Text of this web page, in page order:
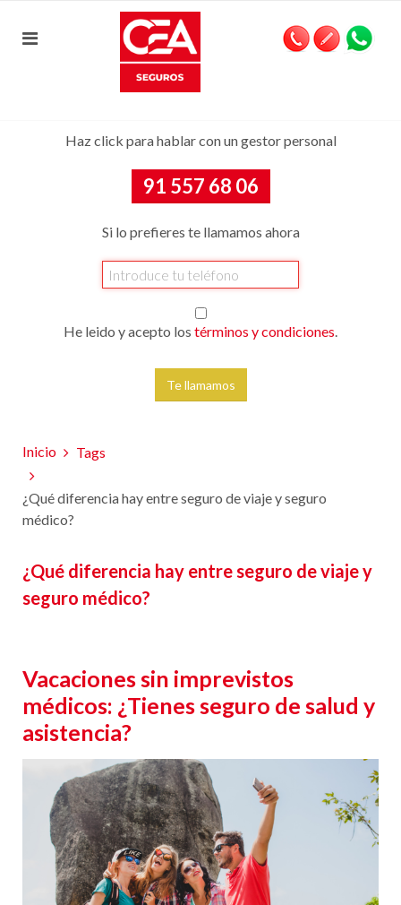
Haz click para hablar con un gestor personal
91 557 68 06
Si lo prefieres te llamamos ahora
He leido y acepto los términos y condiciones.
Inicio Tags
¿Qué diferencia hay entre seguro de viaje y seguro
médico?
¿Qué diferencia hay entre seguro de viaje y
seguro médico?
Vacaciones sin imprevistos
médicos: ¿Tienes seguro de salud y
asistencia?